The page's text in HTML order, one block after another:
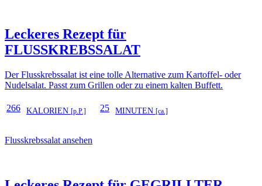
Leckeres Rezept für
FLUSSKREBSSALAT
Der Flusskrebssalat ist eine tolle Alternative zum Kartoffel- oder
Nudelsalat. Passt zum Grillen oder zu einem kalten Buffett.
266 KALORIEN [p.P.] 25 MINUTEN [ca.]
Flusskrebssalat ansehen